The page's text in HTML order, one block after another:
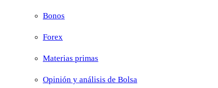
Bonos
Forex
Materias primas
Opinión y análisis de Bolsa